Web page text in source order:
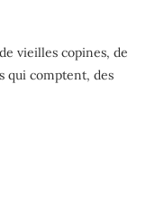
vieilles copines, de
qui comptent, des